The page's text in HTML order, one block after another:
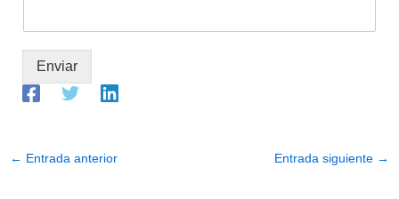
Enviar
← Entrada anterior Entrada siguiente →